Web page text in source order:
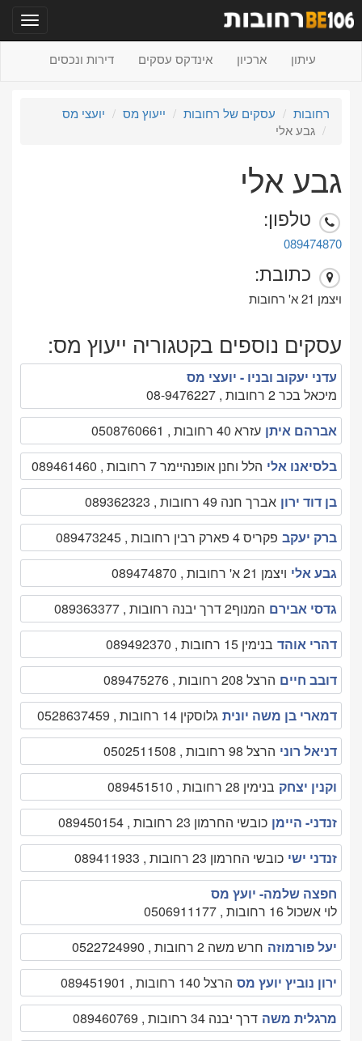
עיתון ארכיון אינדקס עסקים דירות ונכסים
רחובות עסקים של רחובות ייעוץ מס
יועצי מס
גבע אלי
גבע אלי
טלפון:
089474870
כתובת:
ויצמן 21 א' רחובות
עסקים נוספים בקטגוריה ייעוץ מס:
עדני יעקוב ובניו - יועצי מס
מיכאל בכר 2 רחובות , 08-9476227
אברהם איתן עזרא 40 רחובות , 0508760661
בלסיאנו אלי הלל וחנן אופנהיימר 7 רחובות , 089461460
בן דוד ירון אברך חנה 49 רחובות , 089362323
ברק יעקב פקריס 4 פארק רבין רחובות , 089473245
גבע אלי ויצמן 21 א' רחובות , 089474870
גדסי אבירם המנוף2 דרך יבנה רחובות , 089363377
דהרי אוהד בנימין 15 רחובות , 089492370
דובב חיים הרצל 208 רחובות , 089475276
דמארי בן משה יונית גלוסקין 14 רחובות , 0528637459
דניאל רוני הרצל 98 רחובות , 0502511508
וקנין יצחק בנימין 28 רחובות , 089451510
זנדני- היימן כובשי החרמון 23 רחובות , 089450154
זנדני ישי כובשי החרמון 23 רחובות , 089411933
חפצה שלמה- יועץ מס
לוי אשכול 16 רחובות , 0506911177
יעל פורמוזה חרש משה 2 רחובות , 0522724990
ירון נוביץ יועץ מס הרצל 140 רחובות , 089451901
מרגלית משה דרך יבנה 34 רחובות , 089460769